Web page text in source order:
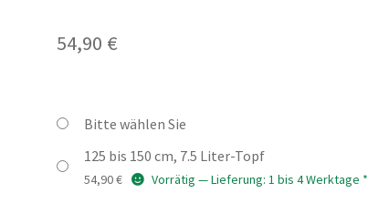
54,90 €
Bitte wählen Sie
125 bis 150 cm, 7.5 Liter-Topf
54,90€ Vorrätig — Lieferung: 1 bis 4 Werktage *